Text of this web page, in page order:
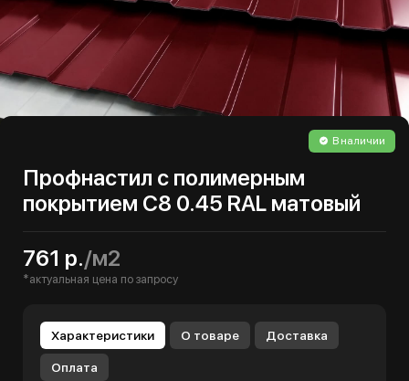
В наличии
Профнастил с полимерным
покрытием С8 0.45 RAL матовый
761 р./м2
*актуальная цена по запросу
Характеристики О товаре Доставка
Оплата